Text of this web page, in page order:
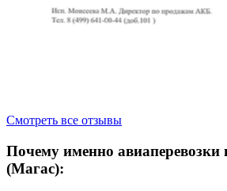
Смотреть все отзывы
Почему именно авиаперевозки
(Магас):